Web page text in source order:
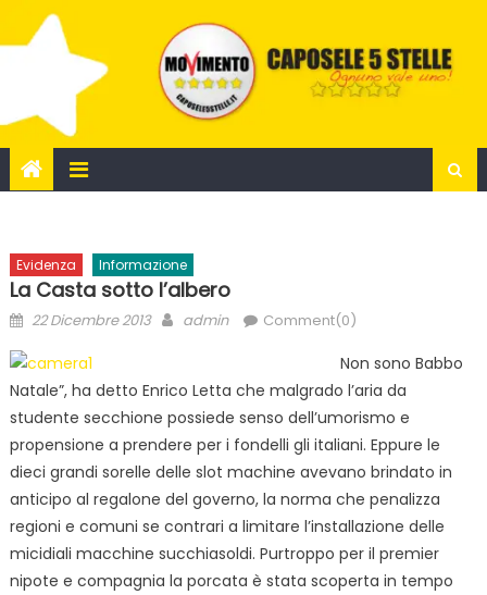
to
Evidenza Informazione
La Casta sotto l’albero
Posted
22 Dicembre 2013 Author
admin Comment(0)
Non sono Babbo
Natale”, ha detto Enrico Letta che malgrado l’aria da
studente secchione possiede senso dell’umorismo e
propensione a prendere per i fondelli gli italiani. Eppure le
dieci grandi sorelle delle slot machine avevano brindato in
anticipo al regalone del governo, la norma che penalizza
regioni e comuni se contrari a limitare l’installazione delle
micidiali macchine succhiasoldi. Purtroppo per il premier
nipote e compagnia la porcata è stata scoperta in tempo